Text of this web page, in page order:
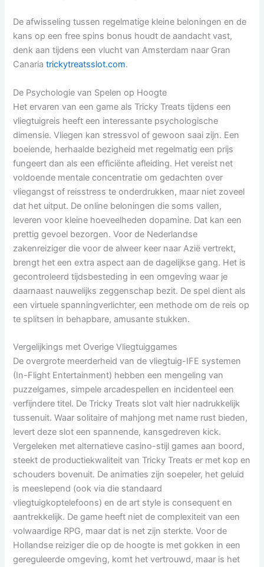
De afwisseling tussen regelmatige kleine beloningen en de
kans op een free spins bonus houdt de aandacht vast,
denk aan tijdens een vlucht van Amsterdam naar Gran
Canariatrickytreatsslot.com.
De Psychologie van Spelen op Hoogte
Het ervaren van een game als Tricky Treats tijdens een
vliegtuigreis heeft een interessante psychologische
dimensie. Vliegen kan stressvol of gewoon saai zijn. Een
boeiende, herhaalde bezigheid met regelmatig een prijs
fungeert dan als een efficiënte afleiding. Het vereist net
voldoende mentale concentratie om gedachten over
vliegangst of reisstress te onderdrukken, maar niet zoveel
dat het uitput. De online beloningen die soms vallen,
leveren voor kleine hoeveelheden dopamine. Dat kan een
prettig gevoel bezorgen. Voor de Nederlandse
zakenreiziger die voor de alweer keer naar Azië vertrekt,
brengt het een extra aspect aan de dagelijkse gang. Het is
gecontroleerd tijdsbesteding in een omgeving waar je
daarnaast nauwelijks zeggenschap bezit. De spel dient als
een virtuele spanningverlichter, een methode om de reis op
te splitsen in behapbare, amusante stukken.
Vergelijkings met Overige Vliegtuiggames
De overgrote meerderheid van de vliegtuig-IFE systemen
(In-Flight Entertainment) hebben een mengeling van
puzzelgames, simpele arcadespellen en incidenteel een
verfijndere titel. De Tricky Treats slot valt hier nadrukkelijk
tussenuit. Waar solitaire of mahjong met name rust bieden,
levert deze slot een spannende, kansgedreven kick.
Vergeleken met alternatieve casino-stijl games aan boord,
steekt de productiekwaliteit van Tricky Treats er met kop en
schouders bovenuit. De animaties zijn soepeler, het geluid
is meeslepend (ook via die standaard
vliegtuigkoptelefoons) en de art style is consequent en
aantrekkelijk. De game heeft niet de complexiteit van een
volwaardige RPG, maar dat is net zijn sterkte. Voor de
Hollandse reiziger die op de hoogte is met gokken in een
gereguleerde omgeving, komt het vertrouwd, maar is het